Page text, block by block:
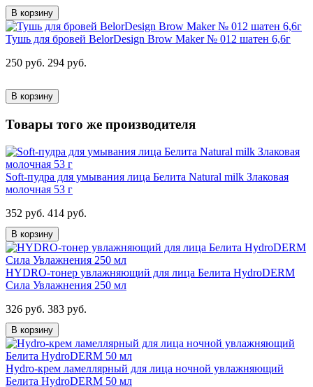
В корзину
Тушь для бровей BelorDesign Brow Maker № 012 шатен 6,6г
250 руб. 294 руб.
В корзину
Товары того же производителя
Soft-пудра для умывания лица Белита Natural milk Злаковая
молочная 53 г
352 руб. 414 руб.
В корзину
HYDRO-тонер увлажняющий для лица Белита HydroDERM
Сила Увлажнения 250 мл
326 руб. 383 руб.
В корзину
Hydro-крем ламеллярный для лица ночной увлажняющий
Белита HydroDERM 50 мл